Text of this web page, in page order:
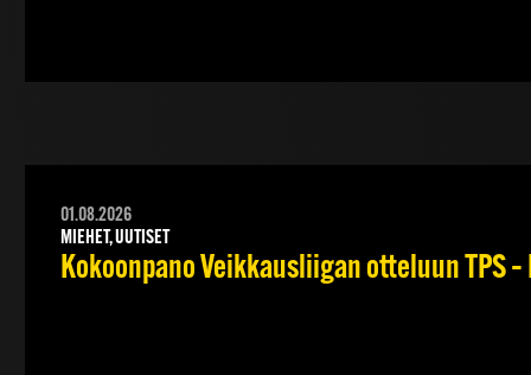
01.08.2026
MIEHET, UUTISET
Kokoonpano Veikkausliigan otteluun TPS